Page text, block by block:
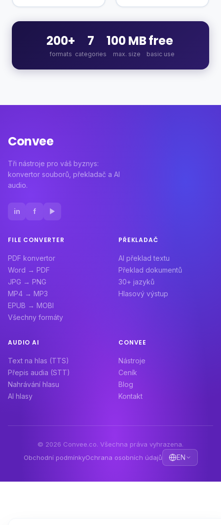
200+
formats
7
categories
100 MB
max. size
free
basic use
Convee
Tři nástroje pro váš byznys:
konvertor souborů, překladač a AI
audio.
in f ▶
FILE CONVERTER
PDF konvertor
Word → PDF
JPG → PNG
MP4 → MP3
EPUB → MOBI
Všechny formáty
PŘEKLADAČ
AI překlad textu
Překlad dokumentů
30+ jazyků
Hlasový výstup
AUDIO AI
Text na hlas (TTS)
Přepis audia (STT)
Nahrávání hlasu
AI hlasy
CONVEE
Nástroje
Ceník
Blog
Kontakt
© 2026 Convee.co. Všechna práva vyhrazena.
Obchodní podmínkyOchrana osobních údajů EN